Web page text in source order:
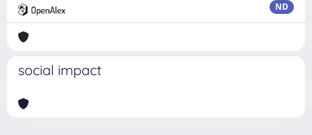
ND
social impact